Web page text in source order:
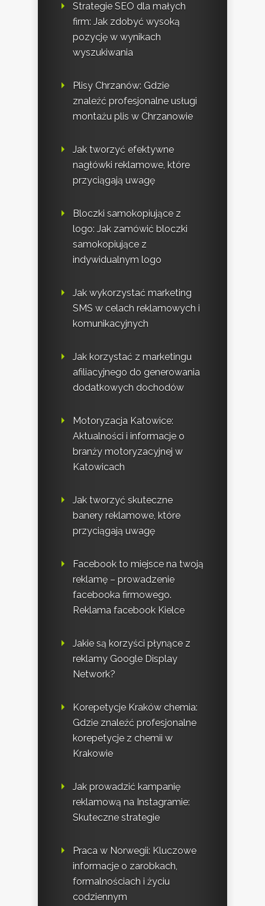
Strategie SEO dla małych
firm: Jak zdobyć wysoką
pozycję w wynikach
wyszukiwania
Plisy Chrzanów: Gdzie
znaleźć profesjonalne usługi
montażu plis w Chrzanowie
Jak tworzyć efektywne
nagłówki reklamowe, które
przyciągają uwagę
Bloczki samokopiujące z
logo: Jak zamówić bloczki
samokopiujące z
indywidualnym logo
Jak wykorzystać marketing
SMS w celach reklamowych i
komunikacyjnych
Jak korzystać z marketingu
afiliacyjnego do generowania
dodatkowych dochodów
Motoryzacja Katowice:
Aktualności i informacje o
branży motoryzacyjnej w
Katowicach
Jak tworzyć skuteczne
banery reklamowe, które
przyciągają uwagę
Facebook to miejsce na twoją
reklamę – prowadzenie
facebooka firmowego.
Reklama facebook Kielce
Jakie są korzyści płynące z
reklamy Google Display
Network?
Korepetycje Kraków chemia:
Gdzie znaleźć profesjonalne
korepetycje z chemii w
Krakowie
Jak prowadzić kampanię
reklamową na Instagramie:
Skuteczne strategie
Praca w Norwegii: Kluczowe
informacje o zarobkach,
formalnościach i życiu
codziennym